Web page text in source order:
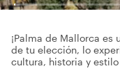
¡Palma de Mallorca
de tu elección, lo
cultura, historia y